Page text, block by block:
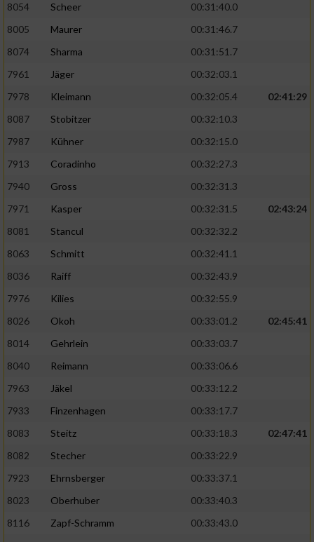
8054
Scheer
00:31:40.0
8005
Maurer
00:31:46.7
8074
Sharma
00:31:51.7
7961
Jäger
00:32:03.1
7978
Kleimann 00:32:05.4
02:41:29
8087
Stobitzer
00:32:10.3
7987
Kühner
00:32:15.0
7913
Coradinho
00:32:27.3
7940
Gross
00:32:31.3
7971
Kasper 00:32:31.5
02:43:24
8081
Stancul
00:32:32.2
8063
Schmitt
00:32:41.1
8036
Raiff
00:32:43.9
7976
Kilies
00:32:55.9
8026
Okoh 00:33:01.2
02:45:41
8014
Gehrlein
00:33:03.7
8040
Reimann
00:33:06.6
7963
Jäkel
00:33:12.2
7933
Finzenhagen
00:33:17.7
8083
Steitz 00:33:18.3
02:47:41
8082
Stecher
00:33:22.9
7923
Ehrnsberger
00:33:37.1
8023
Oberhuber
00:33:40.3
8116
Zapf-Schramm
00:33:43.0